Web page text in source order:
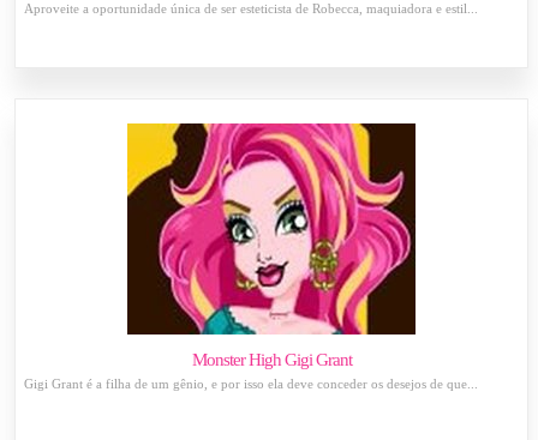
Aproveite a oportunidade única de ser esteticista de Robecca, maquiadora e estil...
Monster High Gigi Grant
Gigi Grant é a filha de um gênio, e por isso ela deve conceder os desejos de que...